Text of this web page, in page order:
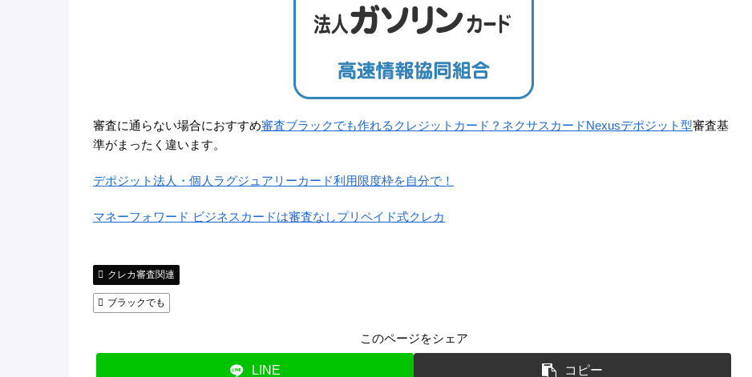
審査に通らない場合におすすめ審査ブラックでも作れるクレジットカード？ネクサスカードNexusデポジット型審査基
準がまったく違います。
デポジット法人・個人ラグジュアリーカード利用限度枠を自分で！
マネーフォワード ビジネスカードは審査なしプリペイド式クレカ
クレカ審査関連
ブラックでも
このページをシェア
LINE コピー